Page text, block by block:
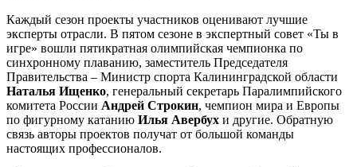
Каждый сезон проекты участников оценивают лучшие
эксперты отрасли. В пятом сезоне в экспертный совет «Ты в
игре» вошли пятикратная олимпийская чемпионка по
синхронному плаванию, заместитель Председателя
Правительства – Министр спорта Калининградской области
Наталья Ищенко, генеральный секретарь Паралимпийского
комитета России Андрей Строкин, чемпион мира и Европы
по фигурному катанию Илья Авербух и другие. Обратную
связь авторы проектов получат от большой команды
настоящих профессионалов.